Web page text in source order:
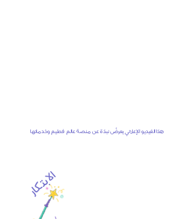
هذا الفيديو الإعلاني يعرضُ نبذة عن منصة عالم فطيم وخدماتها
الابتكار